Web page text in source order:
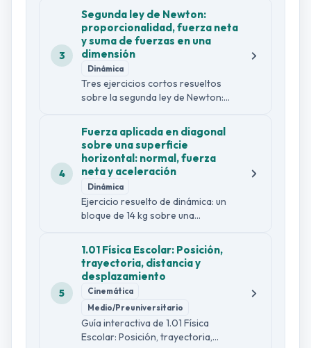
el peso, se descompone en los ejes
paralelo y perpendicular al plano,
se obtiene la fuerza normal, la
fuerza neta que produce el
movimiento y la aceleración del
3
Segunda ley de Newton:
proporcionalidad, fuerza neta
y suma de fuerzas en una
dimensión
Dinámica
Tres ejercicios cortos resueltos
sobre la segunda ley de Newton:
masa se duplica con fuerza
constante, cómo calcular la
aceleración a partir de la fuerza
neta y la masa, y cómo sumar
fuerzas en direcciones opuestas
para obtener la fuerza neta de un
sistema.
4
Fuerza aplicada en diagonal
sobre una superficie
horizontal: normal, fuerza
neta y aceleración
Dinámica
Ejercicio resuelto de dinámica: un
bloque de 14 kg sobre una
fuerza de 120 N aplicada en
diagonal, a 30° sobre la horizontal.
Se calcula el peso, la fuerza normal
(afectada por la componente
fuerza neta y la aceleración, y se
analiza qué ocurre con la
aceleración si la masa se reduce a
5
1.01 Física Escolar: Posición,
trayectoria, distancia y
desplazamiento
Cinemática
Medio/Preuniversitario
Guía interactiva de 1.01 Física
Escolar: Posición, trayectoria,